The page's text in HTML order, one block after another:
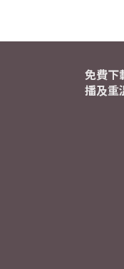
免費下
播及重